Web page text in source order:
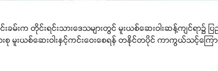
မ်းက တိုင်းရင်းသားဒေသများတွင် မူးယစ်ဆေးဝါးဆန့်ကျင်ရာ
ားစု မူးယစ်ဆေးဝါးနှင့်ကင်းဝေးစေရန် တနိုင်တပိုင် ကာကွယ်သင့်ကြ